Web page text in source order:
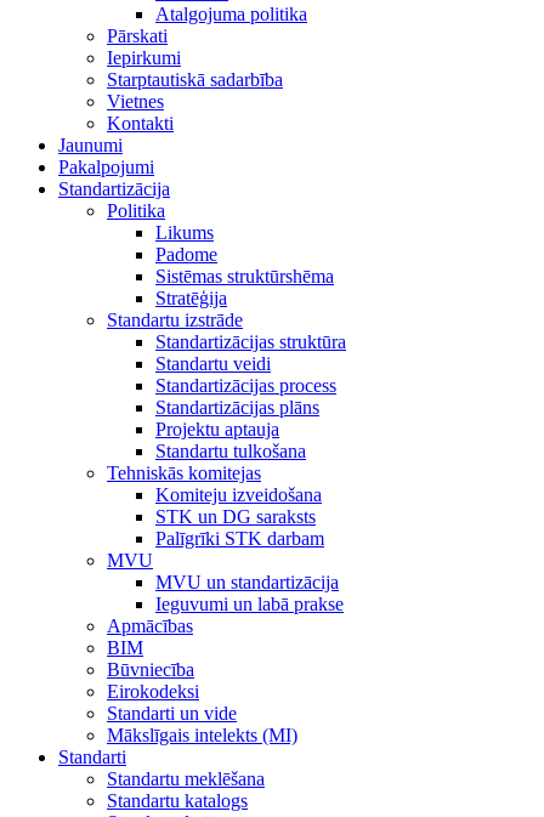
Atalgojuma politika
Pārskati
Iepirkumi
Starptautiskā sadarbība
Vietnes
Kontakti
Jaunumi
Pakalpojumi
Standartizācija
Politika
Likums
Padome
Sistēmas struktūrshēma
Stratēģija
Standartu izstrāde
Standartizācijas struktūra
Standartu veidi
Standartizācijas process
Standartizācijas plāns
Projektu aptauja
Standartu tulkošana
Tehniskās komitejas
Komiteju izveidošana
STK un DG saraksts
Palīgrīki STK darbam
MVU
MVU un standartizācija
Ieguvumi un labā prakse
Apmācības
BIM
Būvniecība
Eirokodeksi
Standarti un vide
Mākslīgais intelekts (MI)
Standarti
Standartu meklēšana
Standartu katalogs